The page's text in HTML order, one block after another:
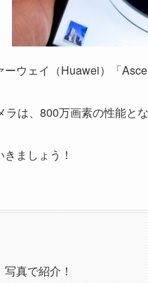
ウェイ（Huawei）「
ラは、800万画素の性能と
ましょう！
写真で紹介！